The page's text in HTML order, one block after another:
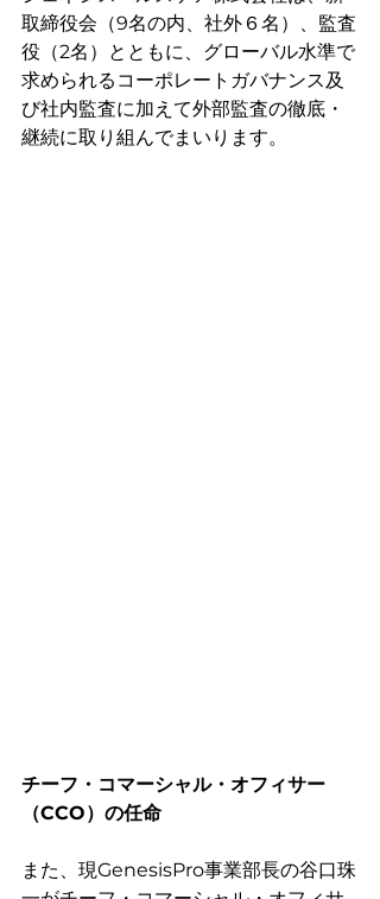
取締役会（9名の内、社外６名）、監査
役（2名）とともに、グローバル水準で
求められるコーポレートガバナンス及
び社内監査に加えて外部監査の徹底・
継続に取り組んでまいります。
チーフ・コマーシャル・オフィサー
（CCO）の任命
また、現GenesisPro事業部長の谷口珠